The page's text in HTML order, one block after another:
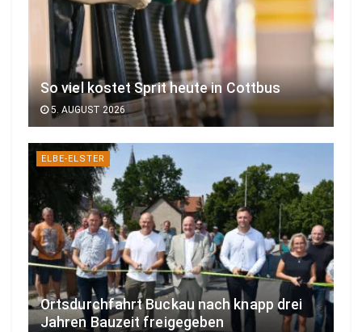
So viel kostet Sprit heute in Cottbus
5. AUGUST 2026
ELBE-ELSTER
Ortsdurchfahrt Buckau nach knapp drei
Jahren Bauzeit freigegeben